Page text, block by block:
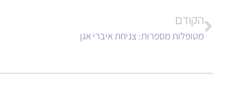
הקודם
מטופלות מספרות: צניחת איברי אגן